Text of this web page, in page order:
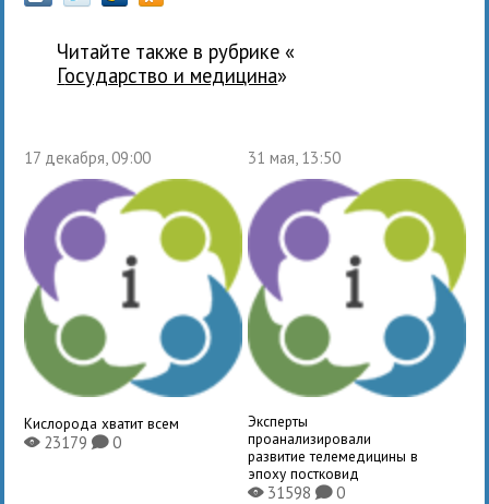
Читайте также в рубрике «
государство и медицина»
17 декабря, 09:00
Кислорода хватит всем
X23179K0
31 мая, 13:50
Эксперты
проанализировали
развитие телемедицины в
эпоху постковид
X31598 K0